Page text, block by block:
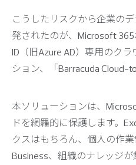
こうしたリスクから企業の
発されたのが、Microsoft
ID（旧Azure AD）専用のク
ション、「Barracuda Cloud-
本ソリューションは、
ドを網羅的に保護します。
クスはもちろん、個人の作
Business、組織のナレッジが